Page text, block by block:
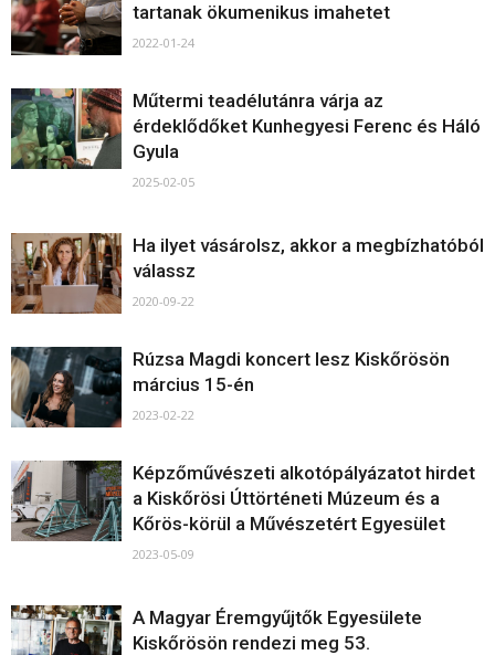
tartanak ökumenikus imahetet
2022-01-24
Műtermi teadélutánra várja az
érdeklődőket Kunhegyesi Ferenc és Háló
Gyula
2025-02-05
Ha ilyet vásárolsz, akkor a megbízhatóból
válassz
2020-09-22
Rúzsa Magdi koncert lesz Kiskőrösön
március 15-én
2023-02-22
Képzőművészeti alkotópályázatot hirdet
a Kiskőrösi Úttörténeti Múzeum és a
Kőrös-körül a Művészetért Egyesület
2023-05-09
A Magyar Éremgyűjtők Egyesülete
Kiskőrösön rendezi meg 53.